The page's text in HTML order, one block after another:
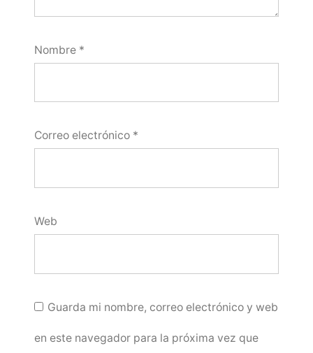
Nombre *
Correo electrónico *
Web
Guarda mi nombre, correo electrónico y web
en este navegador para la próxima vez que